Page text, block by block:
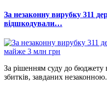
За незаконну вирубку 311
відшкодували…
За рішенням суду до
збитків, завданих